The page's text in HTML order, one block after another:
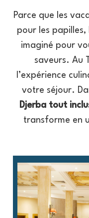
Parce que les
pour les papilles,
imaginé pour
saveurs. Au
l’expérience
votre séjour.
Djerba tout
transforme en